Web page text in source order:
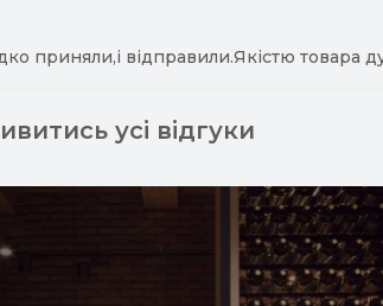
приняли,і відправили.Якістю товара
усі відгуки